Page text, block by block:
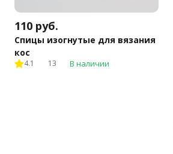
110 руб.
Спицы изогнутые для вязания
кос
4.1 13 В наличии